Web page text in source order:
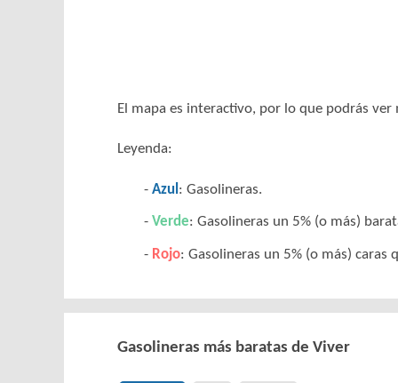
El mapa es interactivo, por lo que podrás
Leyenda:
Azul : Gasolineras.
Verde: Gasolineras un 5% (o más)
Rojo: Gasolineras un 5% (o más) caras
Gasolineras más baratas de Viver